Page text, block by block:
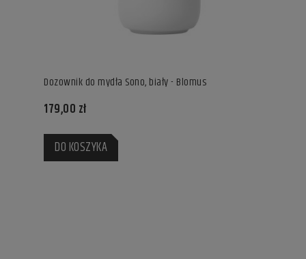
Dozownik do mydła Sono, biały - Blomus
179,00 zł
DO KOSZYKA